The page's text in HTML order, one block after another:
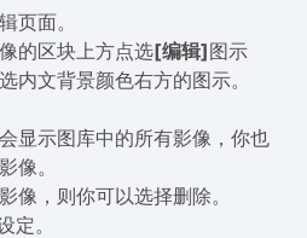
页面。
的区块上方点选[编辑]图示
内文背景颜色右方的图示。
显示图库中的所有影像，你也
像。
像，则你可以选择删除。
定。